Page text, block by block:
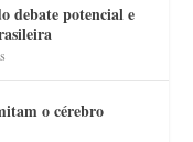
debate potencial e
o cérebro